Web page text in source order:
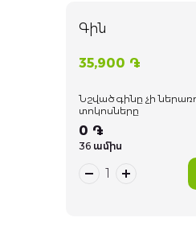
Գին
35,900 ֏
Նշված գինը չի
տոկոսները
0 ֏
36 ամիս